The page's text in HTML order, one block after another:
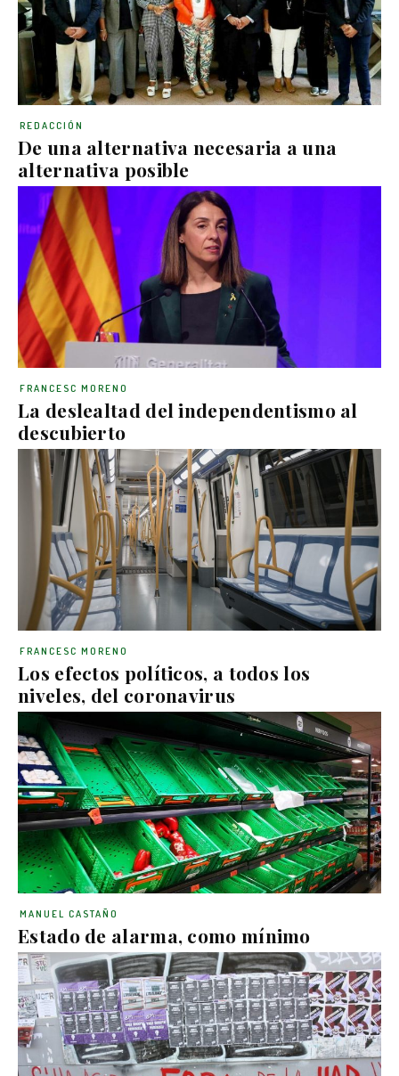
De una alternativa necesaria a una
alternativa posible
REDACCIÓN
La deslealtad del independentismo al
descubierto
FRANCESC MORENO
Los efectos políticos, a todos los
niveles, del coronavirus
FRANCESC MORENO
Estado de alarma, como mínimo
MANUEL CASTAÑO